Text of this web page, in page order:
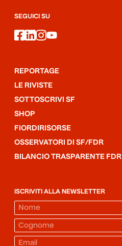
SEGUICI SU
facebook
linkedin
instagram
youtube
REPORTAGE
LE RIVISTE
SOTTOSCRIVI SF
SHOP
FIORDIRISORSE
OSSERVATORI DI SF/FDR
BILANCIO TRASPARENTE FDR
ISCRIVITI ALLA NEWSLETTER